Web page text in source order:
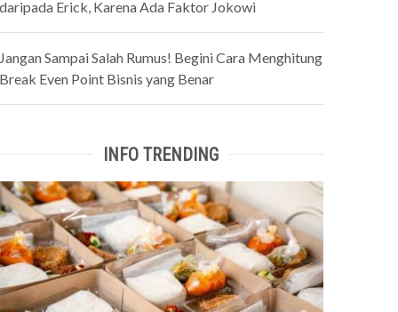
Erick, Karena Ada Faktor Jokowi
Sampai Salah Rumus! Begini Cara Menghitung
Even Point Bisnis yang Benar
INFO TRENDING